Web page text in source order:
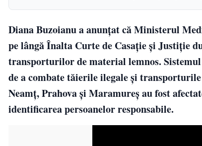
Diana Buzoianu a anunțat că Ministerul
pe lângă Înalta Curte de Casație și Justiție
transporturilor de material lemnos.
de a combate tăierile ilegale și
Neamț, Prahova și Maramureș au fost
identificarea persoanelor responsabile.